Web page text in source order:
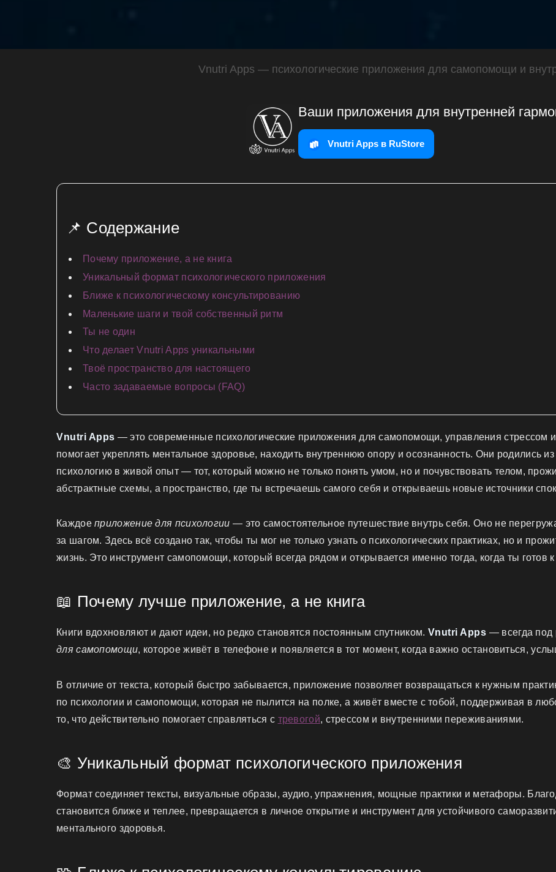
Vnutri Apps — психологические приложения для самопомощи и
Ваши приложения для внутренней
Vnutri Apps в RuStore
📌 Содержание
Почему приложение, а не книга
Уникальный формат психологического приложения
Ближе к психологическому консультированию
Маленькие шаги и твой собственный ритм
Ты не один
Что делает Vnutri Apps уникальными
Твоё пространство для настоящего
Часто задаваемые вопросы (FAQ)
Vnutri Apps — это современные психологические приложения для самопомощи, управления стрессом
помогает укреплять ментальное здоровье, находить внутреннюю опору и осознанность. Они родились
психологию в живой опыт — тот, который можно не только понять умом, но и почувствовать телом,
абстрактные схемы, а пространство, где ты встречаешь самого себя и открываешь новые источники
Каждоеприложение для психологии — это самостоятельное путешествие внутрь себя. Оно не
за шагом. Здесь всё создано так, чтобы ты мог не только узнать о психологических практиках, но и
жизнь. Это инструмент самопомощи, который всегда рядом и открывается именно тогда, когда ты готов
📖 Почему лучше приложение, а не книга
Книги вдохновляют и дают идеи, но редко становятся постоянным спутником. Vnutri Apps — всегда под
для самопомощи, которое живёт в телефоне и появляется в тот момент, когда важно остановиться,
В отличие от текста, который быстро забывается, приложение позволяет возвращаться к нужным
по психологии и самопомощи, которая не пылится на полке, а живёт вместе с тобой, поддерживая в
то, что действительно помогает справляться с тревогой, стрессом и внутренними переживаниями.
🎨 Уникальный формат психологического приложения
Формат соединяет тексты, визуальные образы, аудио, упражнения, мощные практики и метафоры.
становится ближе и теплее, превращается в личное открытие и инструмент для устойчивого
ментального здоровья.